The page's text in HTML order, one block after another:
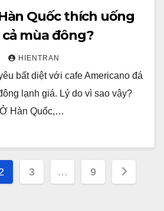
Quốc thích uống
mùa đông?
HIENTRAN
bất diệt với cafe Americano đá
lạnh giá. Lý do vì sao vậy?
Hàn Quốc,…
3 … 9